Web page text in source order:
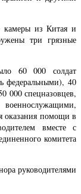
камеры из Китая и
три грязные
60 000 солдат
федеральными), 40
000 спецназовцев,
оказания помощи в
вместе с
комитета
руководителями